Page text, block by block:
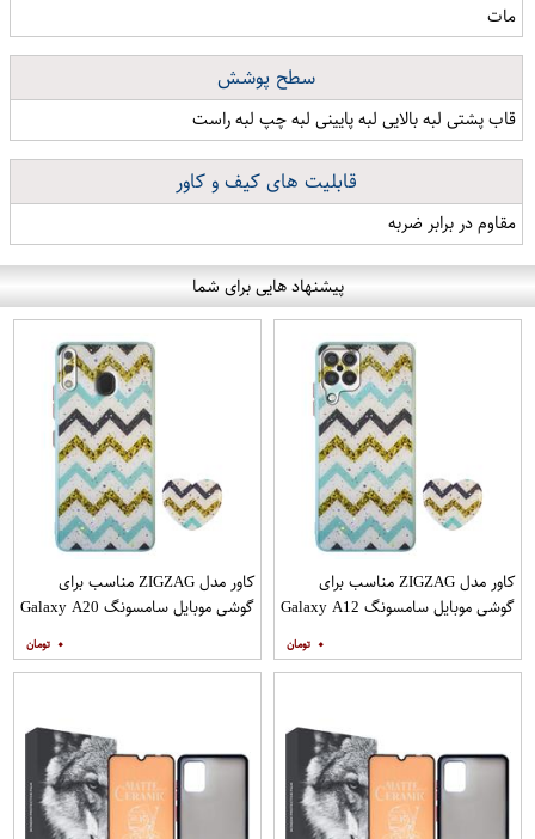
مات
سطح پوشش
قاب پشتی لبه بالایی لبه پایینی لبه چپ لبه راست
قابلیت های کیف و کاور
مقاوم در برابر ضربه
پیشنهاد هایی برای شما
کاور مدل ZIGZAG مناسب برای
گوشی موبایل سامسونگ Galaxy A12
۰
کاور مدل ZIGZAG مناسب برای
گوشی موبایل سامسونگ Galaxy A20
۰